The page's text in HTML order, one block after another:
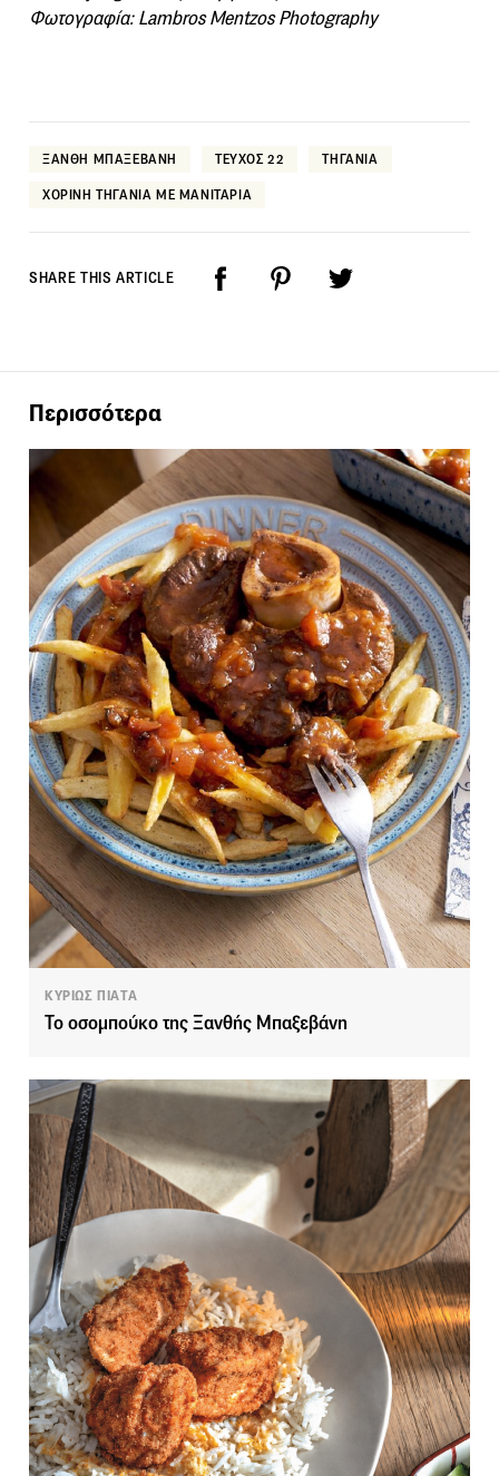
Φωτογραφία: Lambros Mentzos Photography
ΞΑΝΘΗ ΜΠΑΞΕΒΑΝΗ ΤΕΥΧΟΣ 22 ΤΗΓΑΝΙΑ
ΧΟΡΙΝΗ ΤΗΓΑΝΙΑ ΜΕ ΜΑΝΙΤΑΡΙΑ
SHARE THIS ARTICLE
Περισσότερα
ΚΥΡΙΩΣ ΠΙΑΤΑ
Το οσομπούκο της Ξανθής Μπαξεβάνη